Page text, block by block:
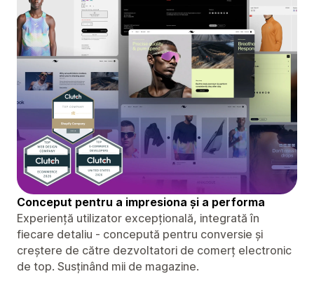
Conceput pentru a impresiona și a performa
Experiență utilizator excepțională, integrată în
fiecare detaliu - concepută pentru conversie și
creștere de către dezvoltatori de comerț electronic
de top. Susținând mii de magazine.